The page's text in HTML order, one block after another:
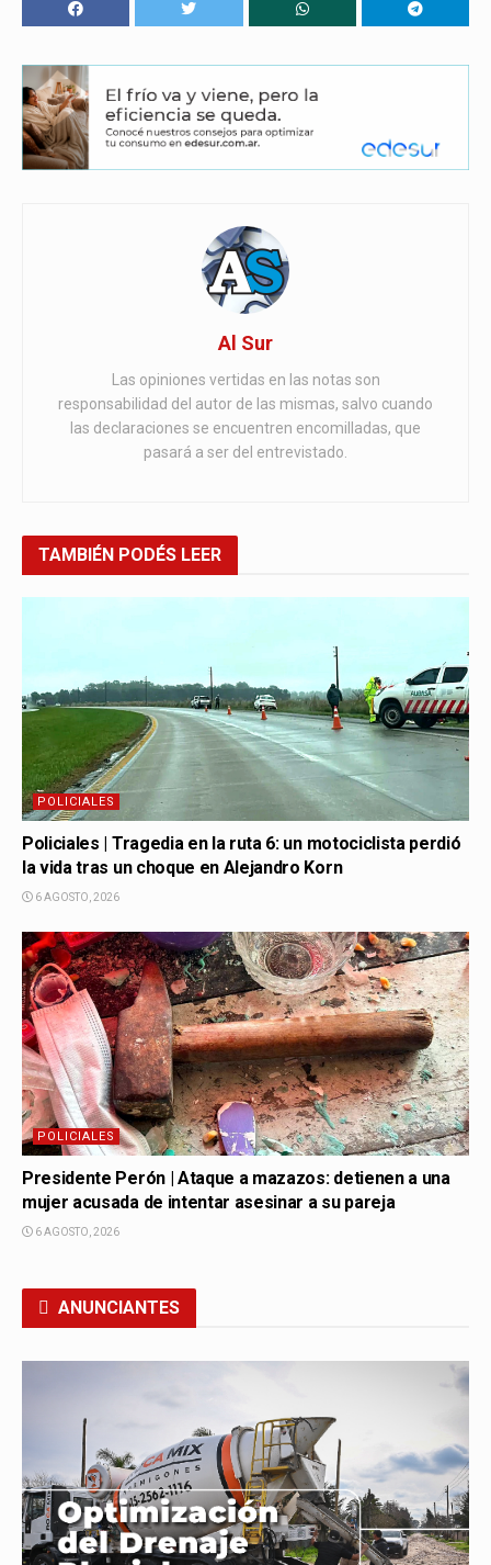
Al Sur
Las opiniones vertidas en las notas son
responsabilidad del autor de las mismas, salvo cuando
las declaraciones se encuentren encomilladas, que
pasará a ser del entrevistado.
TAMBIÉN PODÉS LEER
POLICIALES
Policiales | Tragedia en la ruta 6: un motociclista perdió
la vida tras un choque en Alejandro Korn
6 AGOSTO, 2026
POLICIALES
Presidente Perón | Ataque a mazazos: detienen a una
mujer acusada de intentar asesinar a su pareja
6 AGOSTO, 2026
ANUNCIANTES